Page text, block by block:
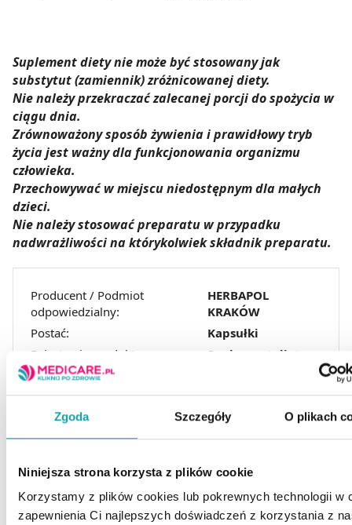
Zgoda Szczegóły O plikach
Niniejsza strona korzysta z plików cookie
Korzystamy z plików cookies lub pokrewnych technologii w
zapewnienia Ci najlepszych doświadczeń z korzystania z
Suplement diety nie może być stosowany jak
substytut (zamiennik) zróżnicowanej diety.
Nie należy przekraczać zalecanej porcji do spożycia w
ciągu dnia.
Zrównoważony sposób żywienia i prawidłowy tryb
życia jest ważny dla funkcjonowania organizmu
człowieka.
Przechowywać w miejscu niedostępnym dla małych
dzieci.
Nie należy stosować preparatu w przypadku
nadwrażliwości na którykolwiek składnik preparatu.
Producent / Podmiot
odpowiedzialny:
HERBAPOL
KRAKÓW
Postać:
Kapsułki
Rejestracja produktu:
Suplement diety
Przechowywanie:
pokojowa